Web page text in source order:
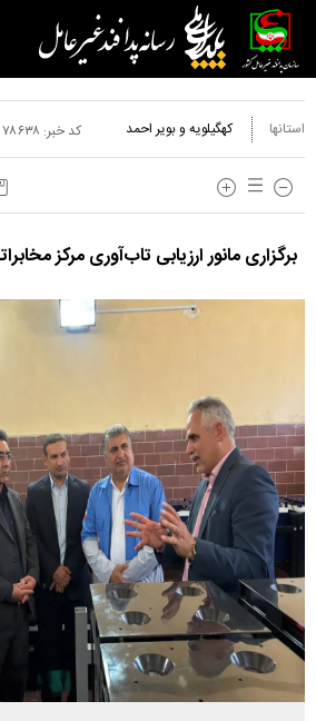
استانها کهگیلویه و بویر احمد کد خبر: ۷۸۶۳۸
برگزاری مانور ارزیابی تاب‌آوری مرکز